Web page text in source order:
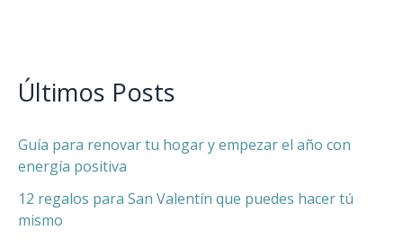
Últimos Posts
Guía para renovar tu hogar y empezar el año con
energía positiva
12 regalos para San Valentín que puedes hacer tú
mismo